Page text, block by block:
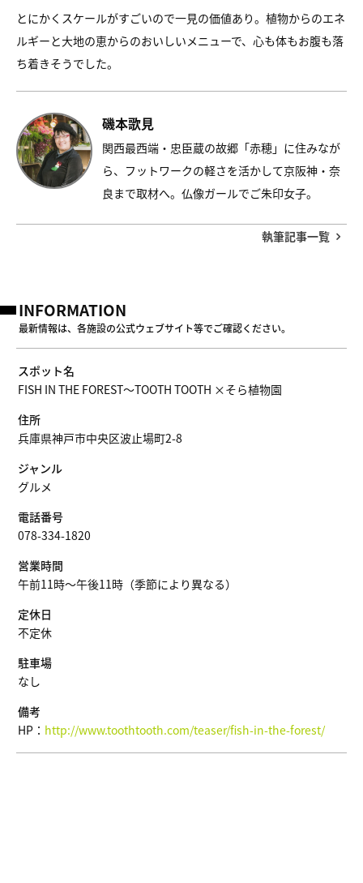
とにかくスケールがすごいので一見の価値あり。植物からのエネ
ルギーと大地の恵からのおいしいメニューで、心も体もお腹も落
ち着きそうでした。
磯本歌見
関西最西端・忠臣蔵の故郷「赤穂」に住みなが
ら、フットワークの軽さを活かして京阪神・奈
良まで取材へ。仏像ガールでご朱印女子。
執筆記事一覧
INFORMATION
最新情報は、各施設の公式ウェブサイト等でご確認ください。
スポット名
FISH IN THE FOREST～TOOTH TOOTH ×そら植物園
住所
兵庫県神戸市中央区波止場町2-8
ジャンル
グルメ
電話番号
078-334-1820
営業時間
午前11時～午後11時（季節により異なる）
定休日
不定休
駐車場
なし
備考
HP： http://www.toothtooth.com/teaser/fish-in-the-forest/